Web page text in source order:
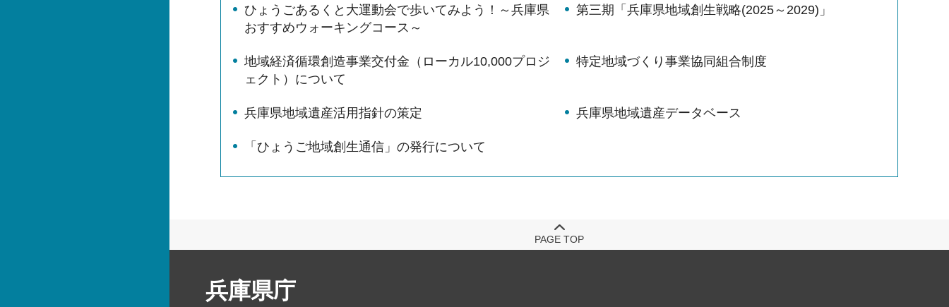
ひょうごあるくと大運動会で歩いてみよう！～兵庫県
おすすめウォーキングコース～
第三期「兵庫県地域創生戦略(2025～2029)」
地域経済循環創造事業交付金（ローカル10,000プロジ
ェクト）について
特定地域づくり事業協同組合制度
兵庫県地域遺産活用指針の策定 兵庫県地域遺産データベース
「ひょうご地域創生通信」の発行について
PAGE TOP
兵庫県庁